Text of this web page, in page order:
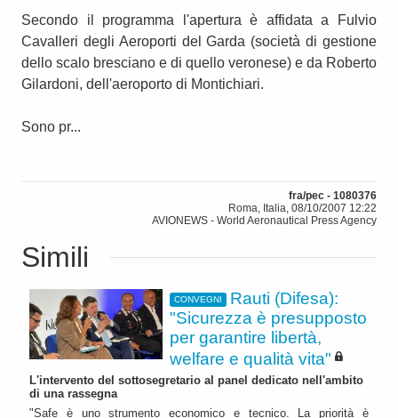
Secondo il programma l'apertura è affidata a Fulvio
Cavalleri degli Aeroporti del Garda (società di gestione
dello scalo bresciano e di quello veronese) e da Roberto
Gilardoni, dell'aeroporto di Montichiari.
Sono pr...
fra/pec - 1080376
Roma, Italia, 08/10/2007 12:22
AVIONEWS - World Aeronautical Press Agency
Simili
CONVEGNI
Rauti (Difesa):
"Sicurezza è presupposto
per garantire libertà,
welfare e qualità vita"
L'intervento del sottosegretario al panel dedicato nell'ambito
di una rassegna
"Safe è uno strumento economico e tecnico. La priorità è